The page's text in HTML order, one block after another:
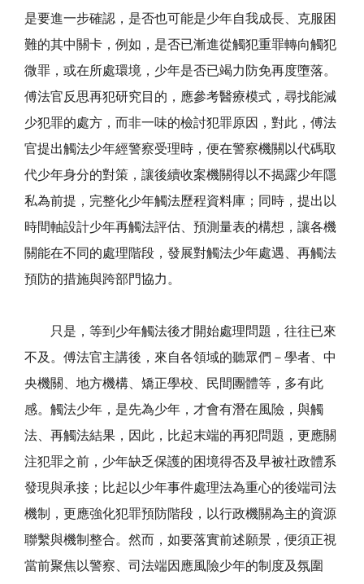
是要進一步確認，是否也可能是少年自我成長、克服困
難的其中關卡，例如，是否已漸進從觸犯重罪轉向觸犯
微罪，或在所處環境，少年是否已竭力防免再度墮落。
傅法官反思再犯研究目的，應參考醫療模式，尋找能減
少犯罪的處方，而非一味的檢討犯罪原因，對此，傅法
官提出觸法少年經警察受理時，便在警察機關以代碼取
代少年身分的對策，讓後續收案機關得以不揭露少年隱
私為前提，完整化少年觸法歷程資料庫；同時，提出以
時間軸設計少年再觸法評估、預測量表的構想，讓各機
關能在不同的處理階段，發展對觸法少年處遇、再觸法
預防的措施與跨部門協力。
只是，等到少年觸法後才開始處理問題，往往已來
不及。傅法官主講後，來自各領域的聽眾們－學者、中
央機關、地方機構、矯正學校、民間團體等，多有此
感。觸法少年，是先為少年，才會有潛在風險，與觸
法、再觸法結果，因此，比起末端的再犯問題，更應關
注犯罪之前，少年缺乏保護的困境得否及早被社政體系
發現與承接；比起以少年事件處理法為重心的後端司法
機制，更應強化犯罪預防階段，以行政機關為主的資源
聯繫與機制整合。然而，如要落實前述願景，便須正視
當前聚焦以警察、司法端因應風險少年的制度及氛圍